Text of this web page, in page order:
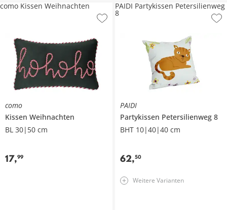
como
Kissen Weihnachten
BL 30|50 cm
17,99
como Kissen Weihnachten
PAIDI
Partykissen Petersilienweg 8
BHT 10|40|40 cm
62,50
PAIDI Partykissen Petersilienweg
8
Weitere Varianten